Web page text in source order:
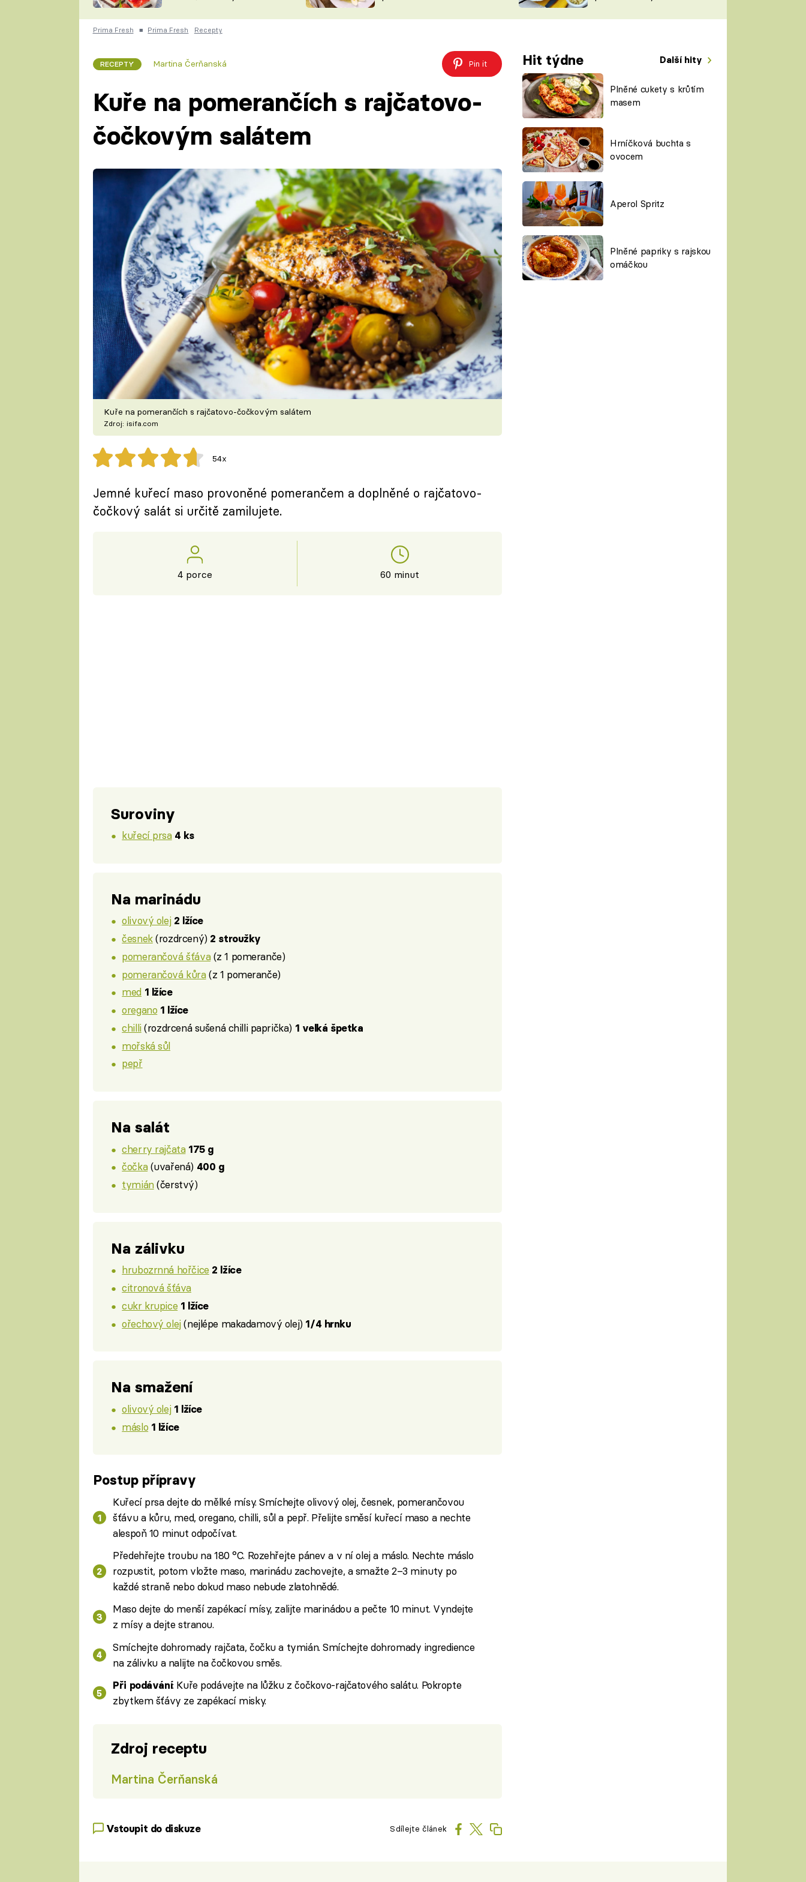
ČESKO NA TALÍŘI
KUCHAŘKA
VYCHYTÁVKY
ŠÉFREDAKTORKY
ČASOPIS
Prima Fresh ■ Prima Fresh Recepty
RECEPTY Martina Čerňanská Pin it Hit týdne Další hity
Plněné cukety s krůtím
masem
Hrníčková buchta s
ovocem
Aperol Spritz
Plněné papriky s rajskou
omáčkou
Kuře na pomerančích s rajčatovo-
čočkovým salátem
Kuře na pomerančích s rajčatovo-čočkovým salátem
Zdroj: isifa.com
54x
Jemné kuřecí maso provoněné pomerančem a doplněné o rajčatovo-
čočkový salát si určitě zamilujete.
4 porce 60 minut
Suroviny
kuřecí prsa 4 ks
Na marinádu
olivový olej 2 lžíce
česnek(rozdrcený) 2 stroužky
pomerančová šťáva(z 1 pomeranče)
pomerančová kůra(z 1 pomeranče)
med 1 lžíce
oregano 1 lžíce
chilli(rozdrcená sušená chilli paprička) 1 velká špetka
mořská sůl
pepř
Na salát
cherry rajčata 175 g
čočka(uvařená) 400 g
tymián(čerstvý)
Na zálivku
hrubozrnná hořčice 2 lžíce
citronová šťáva
cukr krupice 1 lžíce
ořechový olej(nejlépe makadamový olej) 1/4 hrnku
Na smažení
olivový olej 1 lžíce
máslo 1 lžíce
Postup přípravy
Kuřecí prsa dejte do mělké mísy. Smíchejte olivový olej, česnek, pomerančovou
šťávu a kůru, med, oregano, chilli, sůl a pepř. Přelijte směsí kuřecí maso a nechte
alespoň 10 minut odpočívat.
Předehřejte troubu na 180 °C. Rozehřejte pánev a v ní olej a máslo. Nechte máslo
rozpustit, potom vložte maso, marinádu zachovejte, a smažte 2–3 minuty po
každé straně nebo dokud maso nebude zlatohnědé.
Maso dejte do menší zapékací mísy, zalijte marinádou a pečte 10 minut. Vyndejte
z mísy a dejte stranou.
Smíchejte dohromady rajčata, čočku a tymián. Smíchejte dohromady ingredience
na zálivku a nalijte na čočkovou směs.
Při podávání: Kuře podávejte na lůžku z čočkovo-rajčatového salátu. Pokropte
zbytkem šťávy ze zapékací misky.
Zdroj receptu
Martina Čerňanská
Vstoupit do diskuze Sdílejte článek